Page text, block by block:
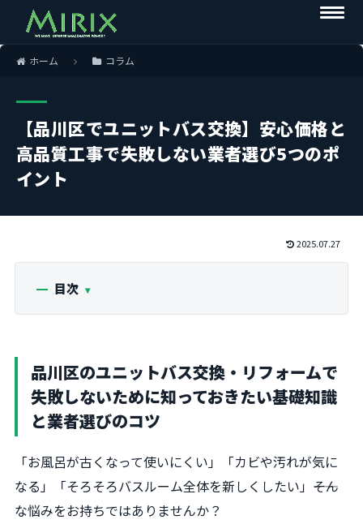
ホーム コラム
【品川区でユニットバス交換】安心価格と
高品質工事で失敗しない業者選び5つのポ
イント
2025.07.27
目次
品川区のユニットバス交換・リフォームで
失敗しないために知っておきたい基礎知識
と業者選びのコツ
「お風呂が古くなって使いにくい」「カビや汚れが気に
なる」「そろそろバスルーム全体を新しくしたい」――そん
な悩みをお持ちではありませんか？